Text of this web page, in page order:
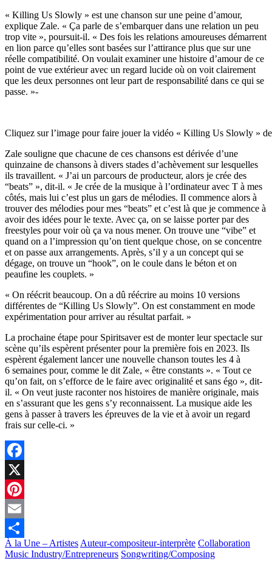
« Killing Us Slowly » est une chanson sur une peine d’amour,
explique Zale. « Ça parle de s’embarquer dans une relation un peu
trop vite », poursuit-il. « Des fois les relations amoureuses démarrent
en lion parce qu’elles sont basées sur l’attirance plus que sur une
réelle compatibilité. On voulait examiner une histoire d’amour de ce
point de vue extérieur avec un regard lucide où on voit clairement
que les deux personnes ont leur part de responsabilité dans ce qui se
passe. »-
Cliquez sur l’image pour faire jouer la vidéo « Killing Us Slowly »
Zale souligne que chacune de ces chansons est dérivée d’une
quinzaine de chansons à divers stades d’achèvement sur lesquelles
ils travaillent. « J’ai un parcours de producteur, alors je crée des
“beats” », dit-il. « Je crée de la musique à l’ordinateur avec T à mes
côtés, mais lui c’est plus un gars de mélodies. Il commence alors à
trouver des mélodies pour mes “beats” et c’est là que je commence à
avoir des idées pour le texte. Avec ça, on se laisse porter par des
freestyles pour voir où ça va nous mener. On trouve une “vibe” et
quand on a l’impression qu’on tient quelque chose, on se concentre
et on passe aux arrangements. Après, s’il y a un concept qui se
dégage, on trouve un “hook”, on le coule dans le béton et on
peaufine les couplets. »
« On réécrit beaucoup. On a dû réécrire au moins 10 versions
différentes de “Killing Us Slowly”. On est constamment en mode
expérimentation pour arriver au résultat parfait. »
La prochaine étape pour Spiritsaver est de monter leur spectacle sur
scène qu’ils espèrent présenter pour la première fois en 2023. Ils
espèrent également lancer une nouvelle chanson toutes les 4 à
6 semaines pour, comme le dit Zale, « être constants ». « Tout ce
qu’on fait, on s’efforce de le faire avec originalité et sans égo », dit-
il. « On veut juste raconter nos histoires de manière originale, mais
en s’assurant que les gens s’y reconnaissent. La musique aide les
gens à passer à travers les épreuves de la vie et à avoir un regard
frais sur celle-ci. »
Facebook
X
Pinterest
Email
Partager
À la Une – Artistes Auteur-compositeur-interprète Collaboration
Music Industry/Entrepreneurs Songwriting/Composing